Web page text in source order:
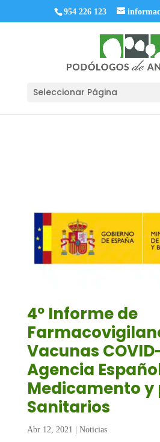
954 226 123
Seleccionar Página
4º Informe de
Vacunas
Agencia
Medicamento
Sanitarios
Abr 12, 2021 Noticias